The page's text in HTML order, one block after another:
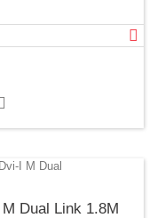
Dual Link 1.8M